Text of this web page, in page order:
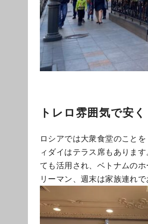
トレロ雰囲気で安く
ロシアでは大衆食堂のこと
ィダイはテラス席もありま
ても活用され、ベトナムの
リーマン、週末は家族連れで